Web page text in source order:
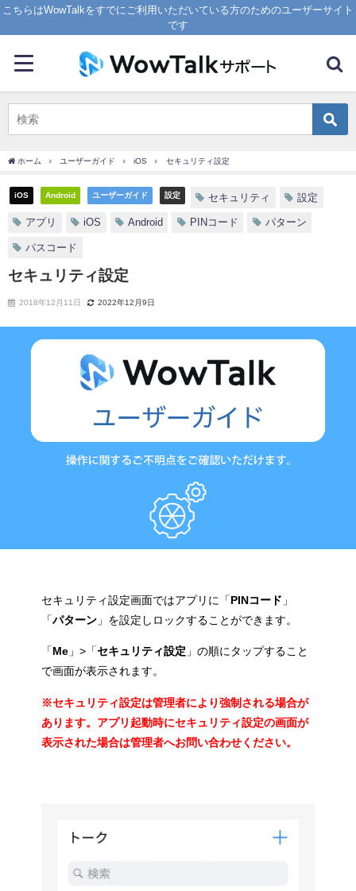
こちらはWowTalkをすでにご利用いただいている方のためのユーザーサイト
です
ホーム ユーザーガイド iOS セキュリティ設定
iOS Android ユーザーガイド 設定 セキュリティ 設定
アプリ iOS Android PINコード パターン
パスコード
セキュリティ設定
2018年12月11日 2022年12月9日
セキュリティ設定画面ではアプリに「 PINコード 」
「 パターン 」を設定しロックすることができます。
「 Me 」>「 セキュリティ設定 」の順にタップすること
で画面が表示されます。
※セキュリティ設定は管理者により強制される場合が
あります。アプリ起動時にセキュリティ設定の画面が
表示された場合は管理者へお問い合わせください。